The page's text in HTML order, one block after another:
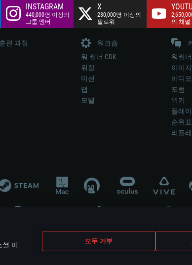
미
모두 거부
INSTAGRAM
440,000명 이상의
그룹 멤버
X
230,000명 이상의
팔로워
의 채
훈련 과정
워크숍
워 썬더 CDK
위장
미션
맵
모델
워썬
이미지
비디오
포럼
위키
플레
순위표
리플
제조 업체가 게임 개발 후원 또는 홍보에 참여하지 않습니다..
of their respective owners.